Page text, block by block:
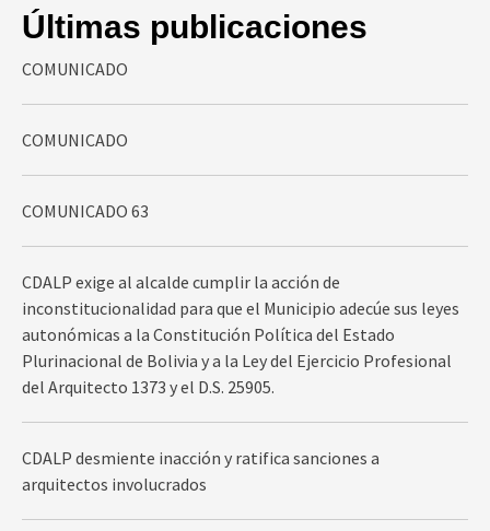
Últimas publicaciones
COMUNICADO
COMUNICADO
COMUNICADO 63
CDALP exige al alcalde cumplir la acción de
inconstitucionalidad para que el Municipio adecúe sus leyes
autonómicas a la Constitución Política del Estado
Plurinacional de Bolivia y a la Ley del Ejercicio Profesional
del Arquitecto 1373 y el D.S. 25905.
CDALP desmiente inacción y ratifica sanciones a
arquitectos involucrados